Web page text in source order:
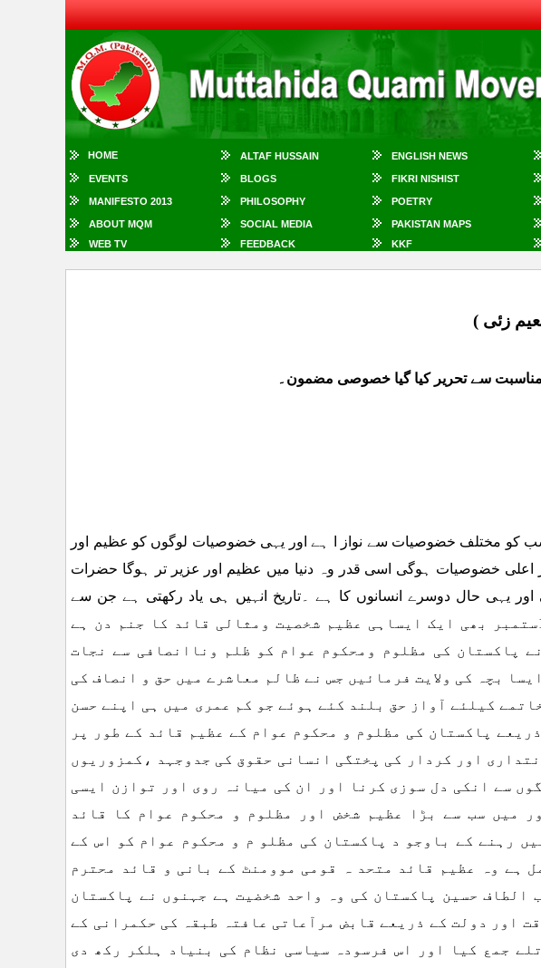
HOME ALTAF HUSSAIN ENGLISH NEWS
EVENTS BLOGS FIKRI NISHIST
MANIFESTO 2013 PHILOSOPHY POETRY
ABOUT MQM SOCIAL MEDIA PAKISTAN MAPS
WEB TV
FEEDBACK KKF
سب کو مختلف خضوصیات سے نواز ا ہے اور یہی خضوصیات لوگوں کو عظیم اور
اعلی خضوصیات ہوگی اسی قدر وہ دنیا میں عظیم اور عزیر تر ہوگا حضرات
اور یہی حال دوسرے انسانوں کا ہے ۔تاریخ انہیں ہی یاد رکھتی ہے جن سے
دوسرے انسانوں کوزیادہ فیض حاصل ہو تا ہے اور 17ستمبر بھی ایک ایساہی عظیم شخصیت ومثالی قائد کا جنم دن ہے
پاکستان کی مظلوم ومحکوم عوام کو ظلم وناانصافی سے نجات
بچہ کی ولایت فرمائیں جس نے ظالم معاشرے میں حق و انصاف کی
کیلئے آواز حق بلند کئے ہوئے جو کم عمری میں ہی اپنے حسن
پاکستان کی مظلوم و محکوم عوام کے عظیم قائد کے طور پر
اور کردار کی پختگی انسانی حقوق کی جدوجہد ،کمزوریوں
سے انکی دل سوزی کرنا اور ان کی میانہ روی اور توازن ایسی
میں سب سے بڑا عظیم شخض اور مظلوم و محکوم عوام کا قائد
رہنے کے باوجو د پاکستان کی مظلو م و محکوم عوام کو اس کے
ہے وہ عظیم قائد متحد ہ قومی موومنٹ کے بانی و قائد محترم
الطاف حسین پاکستان کی وہ واحد شخضیت ہے جہنوں نے پاکستان
اور دولت کے ذریعے قابض مرآعاتی عافتہ طبقہ کی حکمرانی کے
جمع کیا اور اس فرسودہ سیاسی نظام کی بنیاد ہلکر رکھ دی